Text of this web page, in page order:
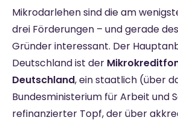
Mikrodarlehen sind die am
drei Förderungen – und gerade
Gründer interessant. Der
Deutschland ist der
Deutschland, ein staatlich (über
Bundesministerium für Arbeit und
refinanzierter Topf, der über